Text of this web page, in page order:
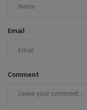
Email
Comment